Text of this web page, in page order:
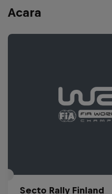
Acara
Secto Rally Finland